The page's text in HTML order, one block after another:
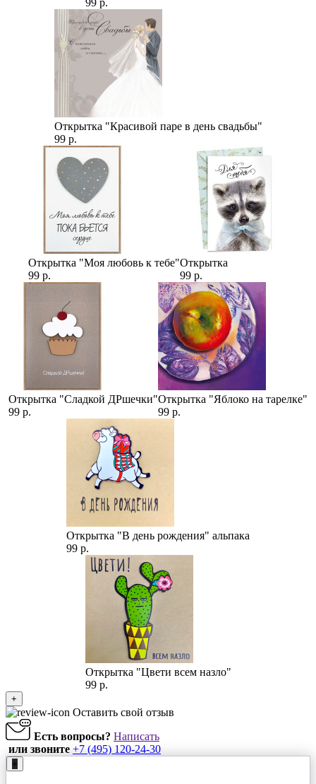
99 р.
Открытка "Красивой паре в день свадьбы"
99 р.
Открытка "Моя любовь к тебе"
99 р.
Открытка
99 р.
Открытка "Сладкой ДРшечки"
99 р.
Открытка "Яблоко на тарелке"
99 р.
Открытка "В день рождения" альпака
99 р.
Открытка "Цвети всем назло"
99 р.
+
Оставить свой отзыв
Есть вопросы? Написать
или звоните +7 (495) 120-24-30
+